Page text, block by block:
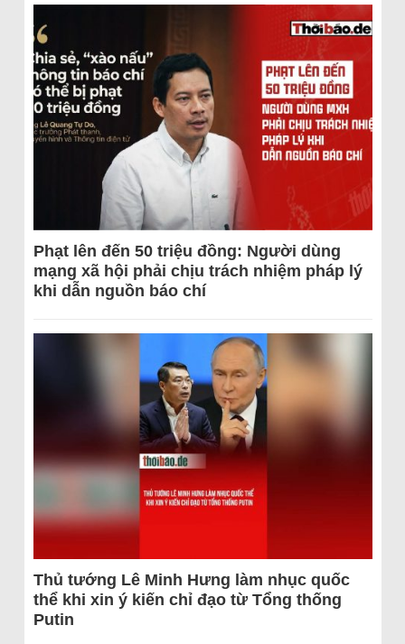
Phạt lên đến 50 triệu đồng: Người dùng
mạng xã hội phải chịu trách nhiệm pháp lý
khi dẫn nguồn báo chí
Thủ tướng Lê Minh Hưng làm nhục quốc
thể khi xin ý kiến chỉ đạo từ Tổng thống
Putin